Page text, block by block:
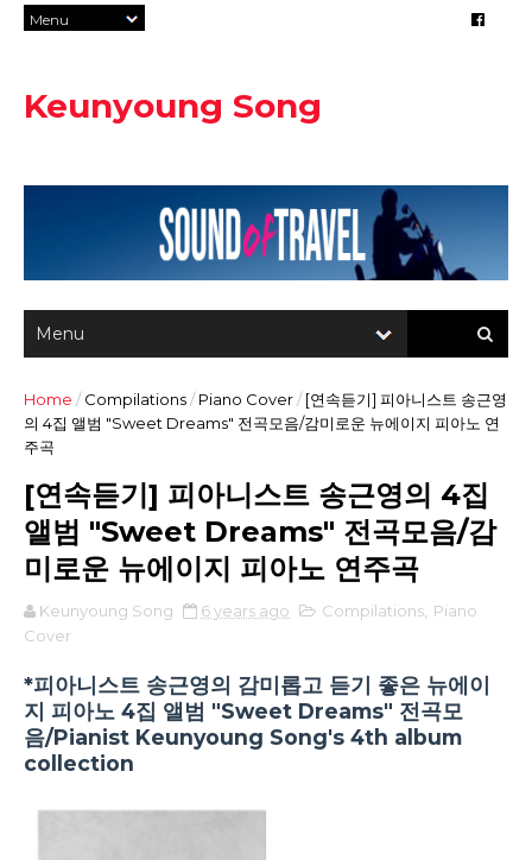
Keunyoung Song
Home / Compilations/ Piano Cover/ [연속듣기] 피아니스트 송근영
의 4집 앨범 "Sweet Dreams" 전곡모음/감미로운 뉴에이지 피아노 연
주곡
[연속듣기] 피아니스트 송근영의 4집
앨범 "Sweet Dreams" 전곡모음/감
미로운 뉴에이지 피아노 연주곡
Keunyoung Song 6 years ago Compilations Piano
Cover
*피아니스트 송근영의 감미롭고 듣기 좋은 뉴에이
지 피아노 4집 앨범 "Sweet Dreams" 전곡모
음/Pianist Keunyoung Song's 4th album
collection